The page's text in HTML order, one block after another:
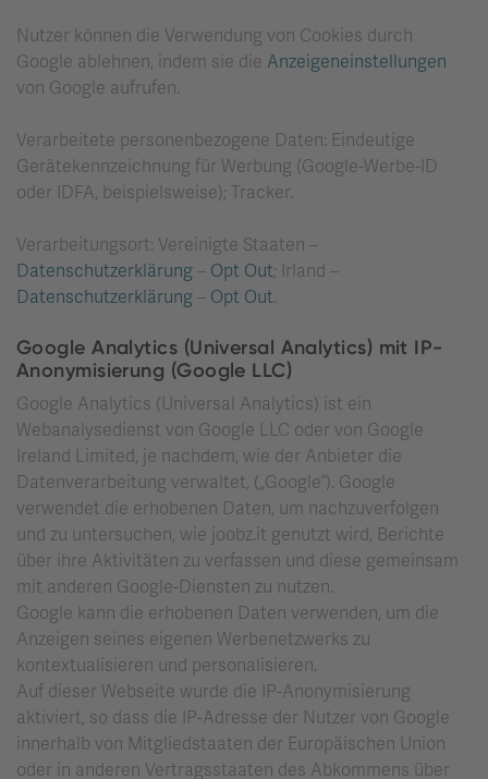
Nutzer können die Verwendung von Cookies durch
Google ablehnen, indem sie die Anzeigeneinstellungen
von Google aufrufen.
Verarbeitete personenbezogene Daten: Eindeutige
Gerätekennzeichnung für Werbung (Google-Werbe-ID
oder IDFA, beispielsweise); Tracker.
Verarbeitungsort: Vereinigte Staaten –
Datenschutzerklärung – Opt Out; Irland –
Datenschutzerklärung – Opt Out.
Google Analytics (Universal Analytics) mit IP-
Anonymisierung (Google LLC)
Google Analytics (Universal Analytics) ist ein
Webanalysedienst von Google LLC oder von Google
Ireland Limited, je nachdem, wie der Anbieter die
Datenverarbeitung verwaltet, („Google“). Google
verwendet die erhobenen Daten, um nachzuverfolgen
und zu untersuchen, wie joobz.it genutzt wird, Berichte
über ihre Aktivitäten zu verfassen und diese gemeinsam
mit anderen Google-Diensten zu nutzen.
Google kann die erhobenen Daten verwenden, um die
Anzeigen seines eigenen Werbenetzwerks zu
kontextualisieren und personalisieren.
Auf dieser Webseite wurde die IP-Anonymisierung
aktiviert, so dass die IP-Adresse der Nutzer von Google
innerhalb von Mitgliedstaaten der Europäischen Union
oder in anderen Vertragsstaaten des Abkommens über